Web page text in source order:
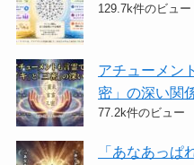
129.7k件のビュー
アチューメン
密」の深い関
77.2k件のビュー
「あなあっぱ